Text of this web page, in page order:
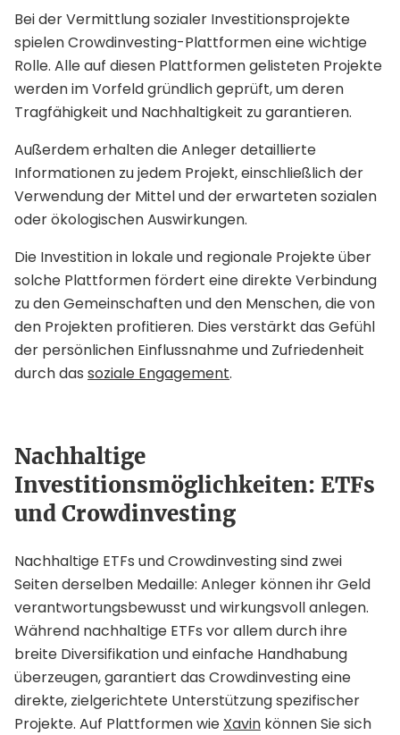
Bei der Vermittlung sozialer Investitionsprojekte
spielen Crowdinvesting-Plattformen eine wichtige
Rolle. Alle auf diesen Plattformen gelisteten Projekte
werden im Vorfeld gründlich geprüft, um deren
Tragfähigkeit und Nachhaltigkeit zu garantieren.
Außerdem erhalten die Anleger detaillierte
Informationen zu jedem Projekt, einschließlich der
Verwendung der Mittel und der erwarteten sozialen
oder ökologischen Auswirkungen.
Die Investition in lokale und regionale Projekte über
solche Plattformen fördert eine direkte Verbindung
zu den Gemeinschaften und den Menschen, die von
den Projekten profitieren. Dies verstärkt das Gefühl
der persönlichen Einflussnahme und Zufriedenheit
durch das soziale Engagement.
Nachhaltige
Investitionsmöglichkeiten: ETFs
und Crowdinvesting
Nachhaltige ETFs und Crowdinvesting sind zwei
Seiten derselben Medaille: Anleger können ihr Geld
verantwortungsbewusst und wirkungsvoll anlegen.
Während nachhaltige ETFs vor allem durch ihre
breite Diversifikation und einfache Handhabung
überzeugen, garantiert das Crowdinvesting eine
direkte, zielgerichtete Unterstützung spezifischer
Projekte. Auf Plattformen wie Xavin können Sie sich